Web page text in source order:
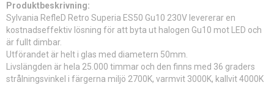
Produktbeskrivning:
Sylvania RefleD Retro Superia ES50 Gu10 230V levererar en
kostnadseffektiv lösning för att byta ut halogen Gu10 mot LED och
är fullt dimbar.
Utförandet är helt i glas med diametern 50mm.
Livslängden är hela 25.000 timmar och den finns med 36 graders
strålningsvinkel i färgerna miljö 2700K, varmvit 3000K, kallvit 4000K